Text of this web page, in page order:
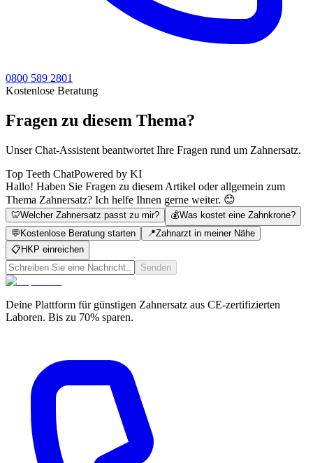
0800 589 2801
Kostenlose Beratung
Fragen zu diesem Thema?
Unser Chat-Assistent beantwortet Ihre Fragen rund um Zahnersatz.
Top Teeth ChatPowered by KI
Hallo! Haben Sie Fragen zu diesem Artikel oder allgemein zum
Thema Zahnersatz? Ich helfe Ihnen gerne weiter. 😊
🦷Welcher Zahnersatz passt zu mir? 💰Was kostet eine Zahnkrone?
💬 Kostenlose Beratung starten 📍Zahnarzt in meiner Nähe
📋 HKP einreichen
Senden
Deine Plattform für günstigen Zahnersatz aus CE-zertifizierten
Laboren. Bis zu 70% sparen.